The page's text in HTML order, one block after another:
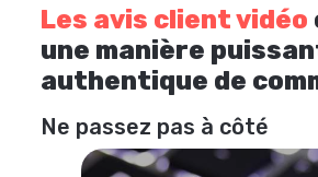
Les avis client vidéo
une manière
authentique de
Ne passez pas à côté